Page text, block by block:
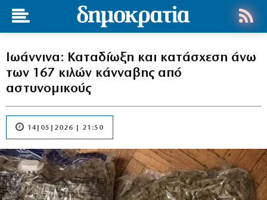
Ιωάννινα: Καταδίωξη και κατάσχεση άνω
των 167 κιλών κάνναβης από
αστυνομικούς
14|05|2026 | 21:50